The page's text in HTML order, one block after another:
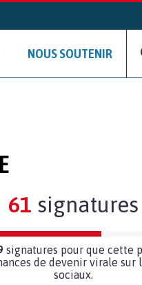
NOUS SOUTENIR
61 signatures
signatures pour que cette
de devenir virale sur
sociaux.